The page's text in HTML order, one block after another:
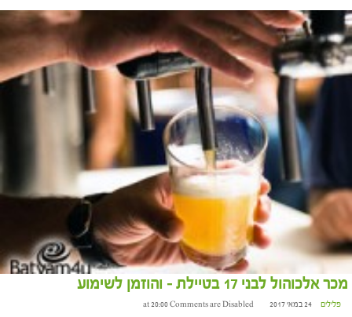
מכר אלכוהול לבני 17 בטיילת – והוזמן לשימוע
פלילים 24 במאי 2017 at 20:00 Comments are Disabled